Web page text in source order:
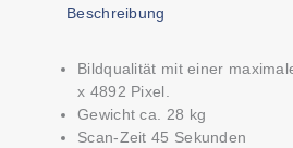
Beschreibung
Bildqualität mit einer
x 4892 Pixel.
Gewicht ca. 28 kg
Scan-Zeit 45 Sekunden